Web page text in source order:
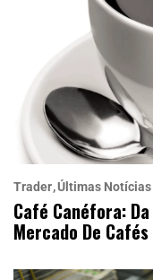
Trader Últimas Notícias
Café Canéfora:
Mercado De